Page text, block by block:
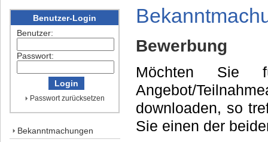
Benutzer-Login
Benutzer:
Passwort:
Passwort zurücksetzen
Bekanntmachungen
Bewerbung
Möchten Sie
Angebot/
downloaden, so
Sie einen der